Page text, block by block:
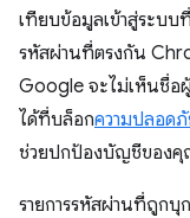
เทียบข้อมูลเข้าสู่ระบบ
รหัสผ่านที่ตรงกัน
Google จะไม่เห็นชื่อ
ได้ที่บล็อกความปลอด
ช่วยปกป้องบัญชีของคุ
รายการรหัสผ่านที่ถูกบุ